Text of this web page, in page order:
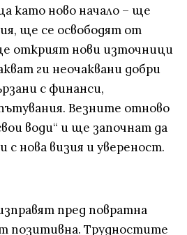
като ново начало – ще
ще се освободят от
открият нови източници
ги неочаквани добри
с финанси,
Везните отново
води“ и ще започнат да
нова визия и увереност.
пред повратна
позитивна. Трудностите